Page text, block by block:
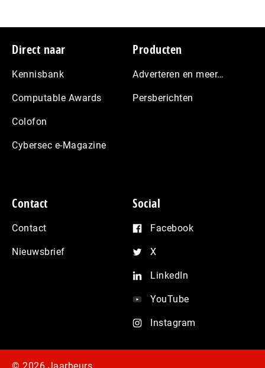
Footer
Direct naar
Kennisbank
Computable Awards
Colofon
Cybersec e-Magazine
Producten
Adverteren en meer…
Persberichten
Contact
Contact
Nieuwsbrief
Social
Facebook
X
LinkedIn
YouTube
Instagram